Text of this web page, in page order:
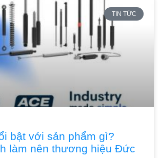
TIN TỨC
bật với sản phẩm gì?
làm nên thương hiệu Đức